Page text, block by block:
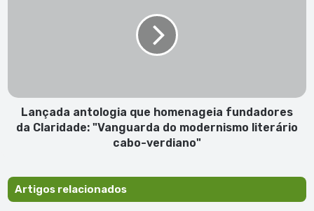
do
modernismo
literário
Lançada antologia que homenageia fundadores
da Claridade: "Vanguarda do modernismo literário
cabo-verdiano"
Artigos relacionados